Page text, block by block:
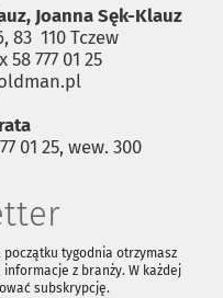
Joanna Sęk-Klauz
110 Tczew
58 777 01 25
01 25, wew. 300
tygodnia otrzymasz
z branży. W każdej
subskrypcję.